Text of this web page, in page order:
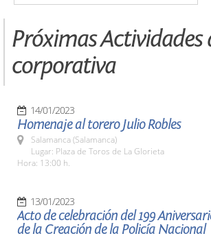
Próximas Actividades
corporativa
14/01/2023
Homenaje al torero Julio Robles
Salamanca (Salamanca)
Lugar: Plaza de Toros de La Glorieta
Hora: 13:00 h.
13/01/2023
Acto de celebración del 199
de la Creación de la Policía Nacional